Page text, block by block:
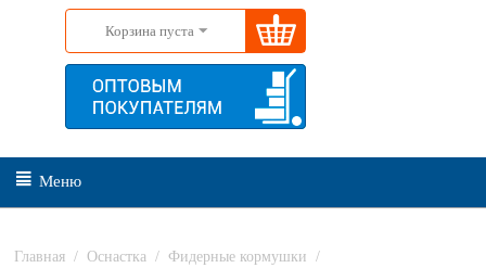
Корзина пуста
Меню
Главная / Оснастка / Фидерные кормушки
/